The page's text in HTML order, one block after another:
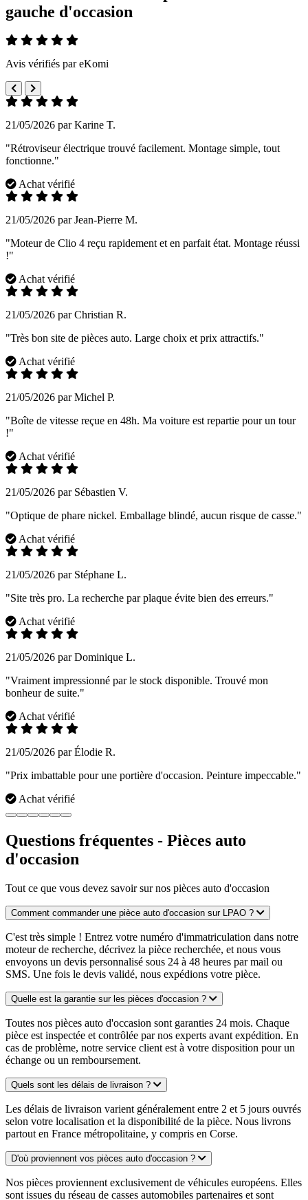
gauche d'occasion
Avis vérifiés par eKomi
21/05/2026 par Karine T.
"Rétroviseur électrique trouvé facilement. Montage simple, tout
fonctionne."
Achat vérifié
21/05/2026 par Jean-Pierre M.
"Moteur de Clio 4 reçu rapidement et en parfait état. Montage réussi
!"
Achat vérifié
21/05/2026 par Christian R.
"Très bon site de pièces auto. Large choix et prix attractifs."
Achat vérifié
21/05/2026 par Michel P.
"Boîte de vitesse reçue en 48h. Ma voiture est repartie pour un tour
!"
Achat vérifié
21/05/2026 par Sébastien V.
"Optique de phare nickel. Emballage blindé, aucun risque de casse."
Achat vérifié
21/05/2026 par Stéphane L.
"Site très pro. La recherche par plaque évite bien des erreurs."
Achat vérifié
21/05/2026 par Dominique L.
"Vraiment impressionné par le stock disponible. Trouvé mon
bonheur de suite."
Achat vérifié
21/05/2026 par Élodie R.
"Prix imbattable pour une portière d'occasion. Peinture impeccable."
Achat vérifié
Questions fréquentes - Pièces auto
d'occasion
Tout ce que vous devez savoir sur nos pièces auto d'occasion
Comment commander une pièce auto d'occasion sur LPAO ?
C'est très simple ! Entrez votre numéro d'immatriculation dans notre
moteur de recherche, décrivez la pièce recherchée, et nous vous
envoyons un devis personnalisé sous 24 à 48 heures par mail ou
SMS. Une fois le devis validé, nous expédions votre pièce.
Quelle est la garantie sur les pièces d'occasion ?
Toutes nos pièces auto d'occasion sont garanties 24 mois. Chaque
pièce est inspectée et contrôlée par nos experts avant expédition. En
cas de problème, notre service client est à votre disposition pour un
échange ou un remboursement.
Quels sont les délais de livraison ?
Les délais de livraison varient généralement entre 2 et 5 jours ouvrés
selon votre localisation et la disponibilité de la pièce. Nous livrons
partout en France métropolitaine, y compris en Corse.
D'où proviennent vos pièces auto d'occasion ?
Nos pièces proviennent exclusivement de véhicules européens. Elles
sont issues du réseau de casses automobiles partenaires et sont